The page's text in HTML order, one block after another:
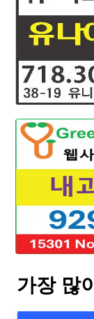
가장 많